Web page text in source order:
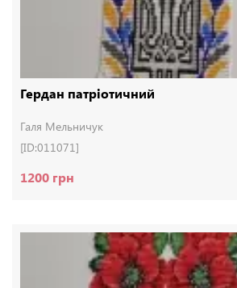
Гердан патріотичний
Галя Мельничук
[ID:011071]
1200 грн